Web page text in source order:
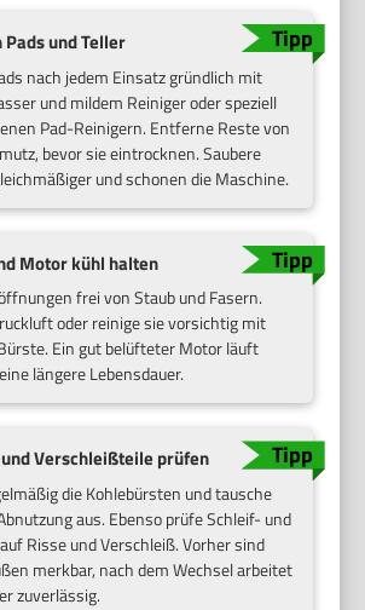
und Teller
nach jedem Einsatz gründlich mit
und mildem Reiniger oder speziell
Pad-Reinigern. Entferne Reste von
bevor sie eintrocknen. Saubere
und schonen die Maschine.
Motor kühl halten
frei von Staub und Fasern.
oder reinige sie vorsichtig mit
Ein gut belüfteter Motor läuft
längere Lebensdauer.
Verschleißteile prüfen
die Kohlebürsten und tausche
aus. Ebenso prüfe Schleif- und
Risse und Verschleiß. Vorher sind
merkbar, nach dem Wechsel arbeitet
zuverlässig.